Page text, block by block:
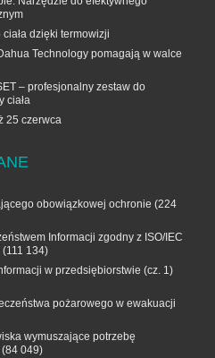
dzięki termowizji
Technology pomagają w walce
– profesjonalny zestaw do
ciała
25 czerwca
obowiązkowej ochronie (224
Informacji zgodny z ISO/IEC
(111 134)
w przedsiębiorstwie (cz. 1)
pożarowego w ewakuacji
wymuszające potrzebę
(84 049)